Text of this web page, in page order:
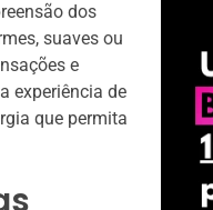
dos
suaves ou
e
experiência de
que permita